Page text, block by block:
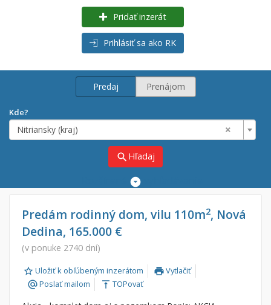
Pridať inzerát
Prihlásiť sa ako RK
Predaj Prenájom
Kde?
×
Nitriansky (kraj)
search Hľadaj
Predaj
Prenájom
Od:
Do:
Predám rodinný dom, vilu 110m2, Nová
Dedina, 165.000 €
(v ponuke 2740 dní)
Uložiť k obľúbeným inzerátom printVytlačiť
alternate_emailPoslať mailom vertical_align_top TOPovať